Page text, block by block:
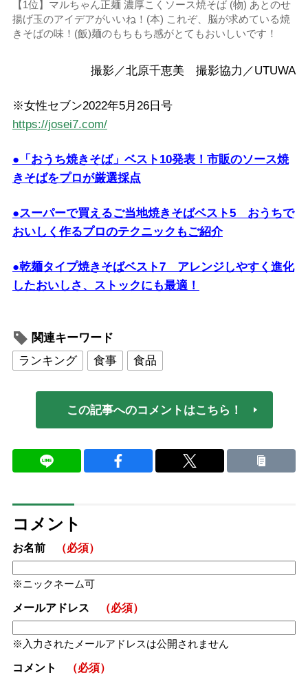
【1位】マルちゃん正麺 濃厚こくソース焼そば (物) あとのせ
揚げ玉のアイデアがいいね！(本) これぞ、脳が求めている焼
きそばの味！(飯)麺のもちもち感がとてもおいしいです！
撮影／北原千恵美 撮影協力／UTUWA
※女性セブン2022年5月26日号
https://josei7.com/
●「おうち焼きそば」ベスト10発表！市販のソース焼
きそばをプロが厳選採点
●スーパーで買えるご当地焼きそばベスト5 おうちで
おいしく作るプロのテクニックもご紹介
●乾麺タイプ焼きそばベスト7 アレンジしやすく進化
したおいしさ、ストックにも最適！
関連キーワード
ランキング
食事 食品
この記事へのコメントはこちら！
コメント
お名前 （必須）
ニックネーム可
メールアドレス （必須）
入力されたメールアドレスは公開されません
コメント （必須）